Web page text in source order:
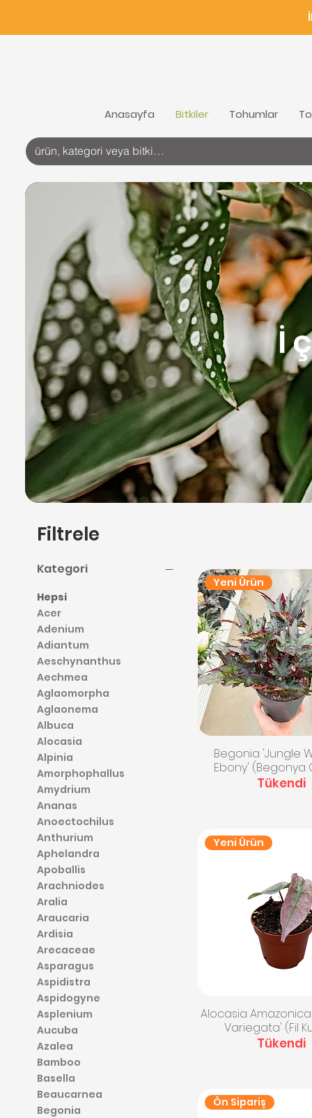
Anasayfa Bitkiler Tohumlar
Filtrele
Kategori
Hepsi
Acer
Adenium
Adiantum
Aeschynanthus
Aechmea
Aglaomorpha
Aglaonema
Albuca
Alocasia
Alpinia
Amorphophallus
Amydrium
Ananas
Anoectochilus
Anthurium
Aphelandra
Apoballis
Arachniodes
Aralia
Araucaria
Ardisia
Arecaceae
Asparagus
Aspidistra
Aspidogyne
Asplenium
Aucuba
Azalea
Bamboo
Basella
Beaucarnea
Begonia
Hızlı Bakış
Yeni Ürün
Begonia 'Jungle
Ebony' (Begonya
Tükendi
Hızlı Bakış
Yeni Ürün
Alocasia Amazonica
Variegata' (Fil
Tükendi
Ön Sipariş